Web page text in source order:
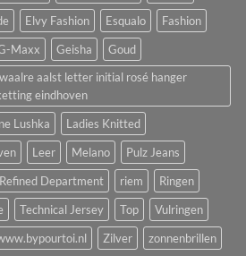
Elvy Fashion Esqualo
Fashion
Maxx Geisha
Goud
aalst letter initial rosé hanger
eindhoven
Lushka
Ladies Knitted
Leer Melano
Pulz Jeans
Refined Department riem
Ringen
Technical Jersey Top
Vulringen
Zilver zonnenbrillen